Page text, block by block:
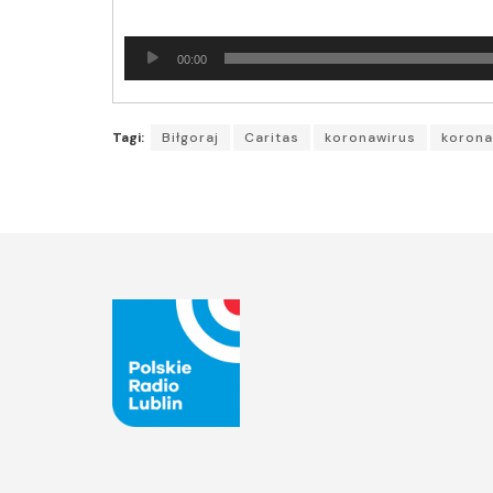
plików
00:00
Tagi: Biłgoraj Caritas koronawirus